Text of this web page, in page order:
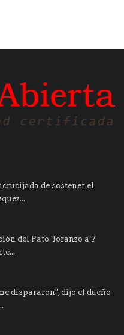
de sostener el
del Pato Toranzo a 7
dispararon", dijo el dueño